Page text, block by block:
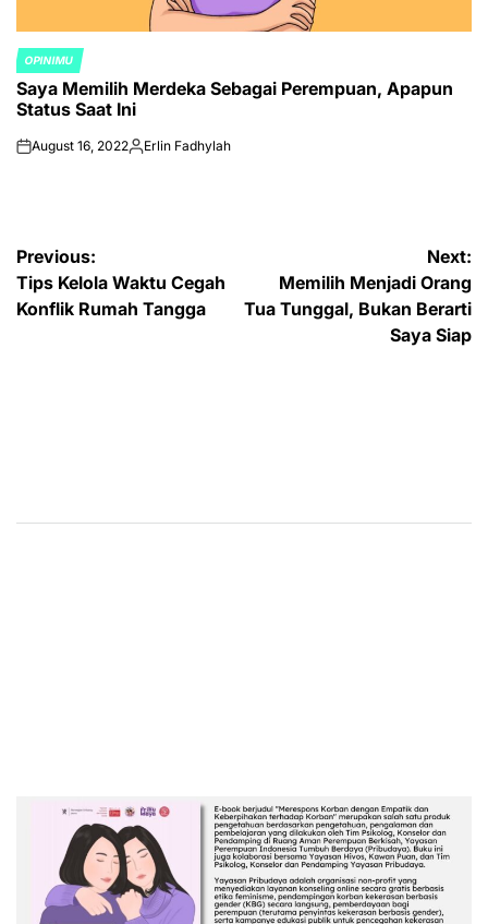
POSTED
IN
OPINIMU
Saya Memilih Merdeka Sebagai Perempuan, Apapun
Status Saat Ini
onAugust 16, 2022Posted
Erlin Fadhylah
Post
navigation
Previous:
Tips Kelola Waktu Cegah
Konflik Rumah Tangga
Next:
Memilih Menjadi Orang
Tua Tunggal, Bukan Berarti
Saya Siap